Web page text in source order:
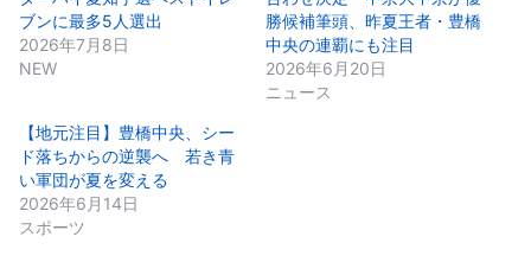
ブンに最多5人選出
2026年7月8日
NEW
勝候補筆頭、昨夏王者・豊橋
中央の連覇にも注目
2026年6月20日
ニュース
【地元注目】豊橋中央、シー
ド落ちからの逆襲へ 若き青
い軍団が夏を変える
2026年6月14日
スポーツ